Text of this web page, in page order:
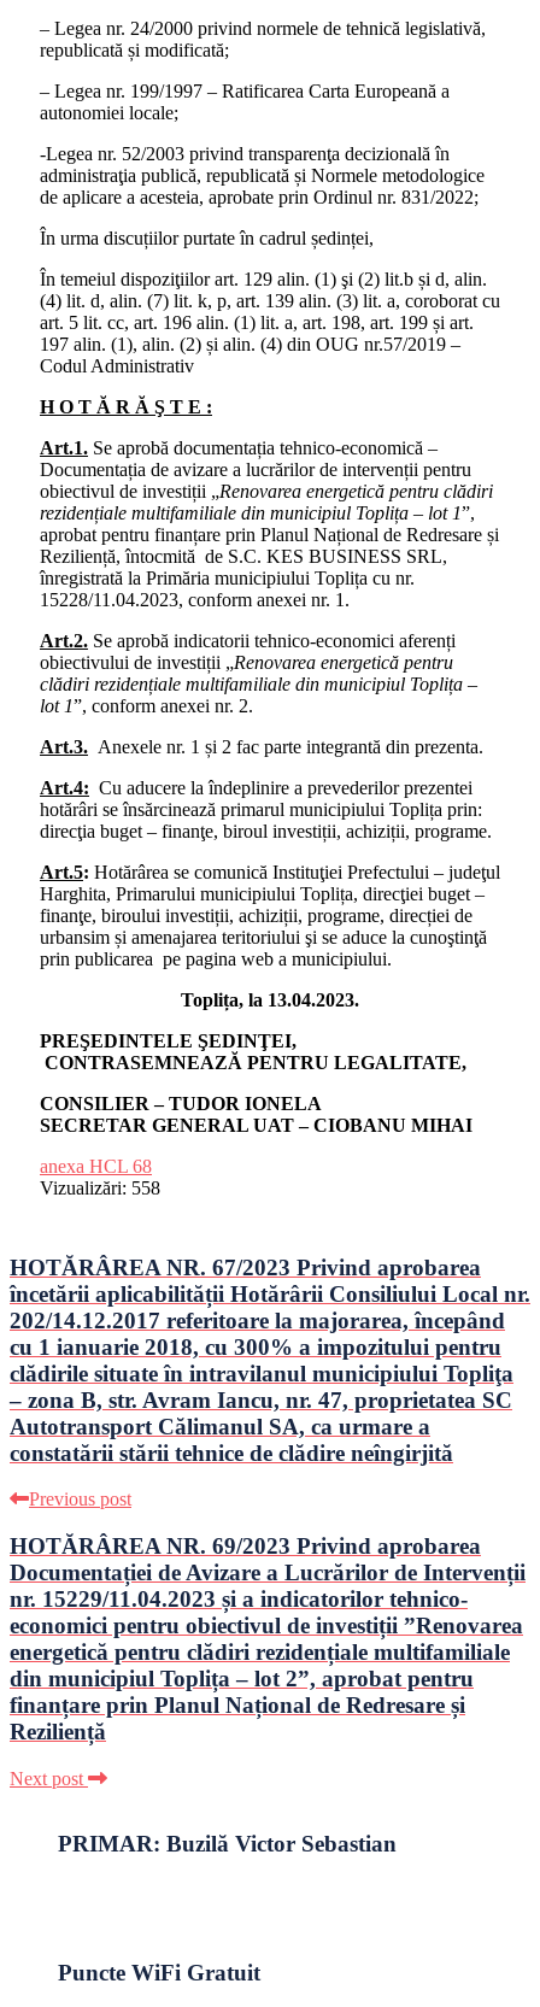
– Legea nr. 24/2000 privind normele de tehnică legislativă,
republicată și modificată;
– Legea nr. 199/1997 – Ratificarea Carta Europeană a
autonomiei locale;
-Legea nr. 52/2003 privind transparenţa decizională în
administraţia publică, republicată și Normele metodologice
de aplicare a acesteia, aprobate prin Ordinul nr. 831/2022;
În urma discuțiilor purtate în cadrul ședinței,
În temeiul dispoziţiilor art. 129 alin. (1) şi (2) lit.b și d, alin.
(4) lit. d, alin. (7) lit. k, p, art. 139 alin. (3) lit. a, coroborat cu
art. 5 lit. cc, art. 196 alin. (1) lit. a, art. 198, art. 199 și art.
197 alin. (1), alin. (2) și alin. (4) din OUG nr.57/2019 –
Codul Administrativ
H O T Ă R Ă Ş T E :
Art.1. Se aprobă documentația tehnico-economică –
Documentația de avizare a lucrărilor de intervenții pentru
obiectivul de investiții „Renovarea energetică pentru clădiri
rezidențiale multifamiliale din municipiul Toplița – lot 1”,
aprobat pentru finanțare prin Planul Național de Redresare și
Reziliență, întocmită de S.C. KES BUSINESS SRL,
înregistrată la Primăria municipiului Toplița cu nr.
15228/11.04.2023, conform anexei nr. 1.
Art.2. Se aprobă indicatorii tehnico-economici aferenți
obiectivului de investiții „Renovarea energetică pentru
clădiri rezidențiale multifamiliale din municipiul Toplița –
lot 1”, conform anexei nr. 2.
Art.3. Anexele nr. 1 și 2 fac parte integrantă din prezenta.
Art.4: Cu aducere la îndeplinire a prevederilor prezentei
hotărâri se însărcinează primarul municipiului Toplița prin:
direcţia buget – finanţe, biroul investiții, achiziții, programe.
Art.5: Hotărârea se comunică Instituţiei Prefectului – judeţul
Harghita, Primarului municipiului Toplița, direcţiei buget –
finanţe, biroului investiții, achiziții, programe, direcției de
urbansim și amenajarea teritoriului şi se aduce la cunoştinţă
prin publicarea pe pagina web a municipiului.
Toplița, la 13.04.2023.
PREŞEDINTELE ŞEDINŢEI,
CONTRASEMNEAZĂ PENTRU LEGALITATE,
CONSILIER – TUDOR IONELA
SECRETAR GENERAL UAT – CIOBANU MIHAI
anexa HCL 68
Vizualizări: 558
HOTĂRÂREA NR. 67/2023 Privind aprobarea
încetării aplicabilității Hotărârii Consiliului Local nr.
202/14.12.2017 referitoare la majorarea, începând
cu 1 ianuarie 2018, cu 300% a impozitului pentru
clădirile situate în intravilanul municipiului Topliţa
– zona B, str. Avram Iancu, nr. 47, proprietatea SC
Autotransport Călimanul SA, ca urmare a
constatării stării tehnice de clădire neîngirjită
Previous post
HOTĂRÂREA NR. 69/2023 Privind aprobarea
Documentației de Avizare a Lucrărilor de Intervenții
nr. 15229/11.04.2023 și a indicatorilor tehnico-
economici pentru obiectivul de investiții ”Renovarea
energetică pentru clădiri rezidențiale multifamiliale
din municipiul Toplița – lot 2”, aprobat pentru
finanțare prin Planul Național de Redresare și
Reziliență
Next post
PRIMAR: Buzilă Victor Sebastian
Puncte WiFi Gratuit